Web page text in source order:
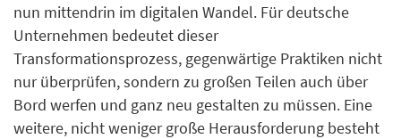
nun mittendrin im digitalen Wandel. Für deutsche
Unternehmen bedeutet dieser
Transformationsprozess, gegenwärtige Praktiken nicht
nur überprüfen, sondern zu großen Teilen auch über
Bord werfen und ganz neu gestalten zu müssen. Eine
weitere, nicht weniger große Herausforderung besteht